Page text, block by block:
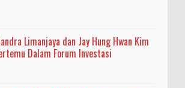
Limanjaya dan Jay Hung Hwan Kim
Dalam Forum Investasi